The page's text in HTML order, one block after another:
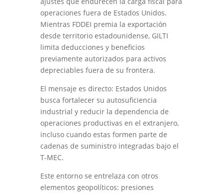
operaciones fuera de Estados Unidos.
Mientras FDDEI premia la exportación
desde territorio estadounidense, GILTI
limita deducciones y beneficios
previamente autorizados para activos
depreciables fuera de su frontera.
El mensaje es directo: Estados Unidos
busca fortalecer su autosuficiencia
industrial y reducir la dependencia de
operaciones productivas en el extranjero,
incluso cuando estas formen parte de
cadenas de suministro integradas bajo el
T-MEC.
Este entorno se entrelaza con otros
elementos geopolíticos: presiones